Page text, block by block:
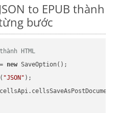
to EPUB thành
bước
HTML
new SaveOption();
"JSON" );